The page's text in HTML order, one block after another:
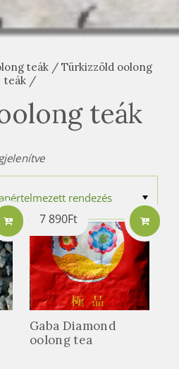
teák / Türkizzöld oolong
teák/
teák
Gaba Diamond
oolong tea
7 890Ft